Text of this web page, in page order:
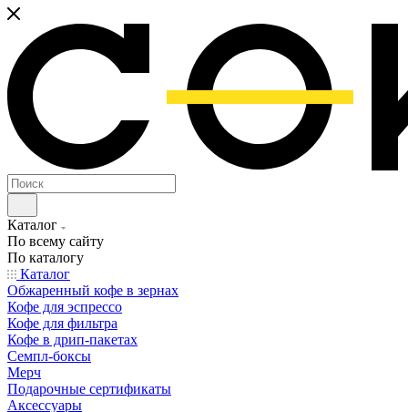
Каталог
По всему сайту
По каталогу
Каталог
Обжаренный кофе в зернах
Кофе для эспрессо
Кофе для фильтра
Кофе в дрип-пакетах
Семпл-боксы
Мерч
Подарочные сертификаты
Аксессуары